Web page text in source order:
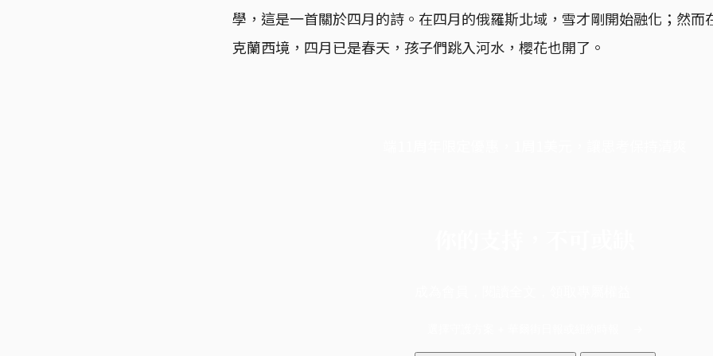
學，這是一首關於四月的詩。在四月的俄羅斯北域，雪才剛開始融化；然而
克蘭西境，四月已是春天，孩子們跳入河水，櫻花也開了。